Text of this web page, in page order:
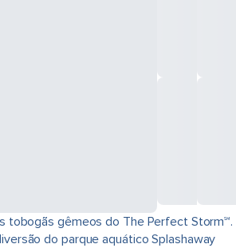
tobogãs gêmeos do The Perfect Storm℠.
do parque aquático Splashaway